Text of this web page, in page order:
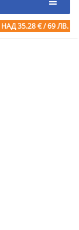
НАД 35.28 € / 69 ЛВ.